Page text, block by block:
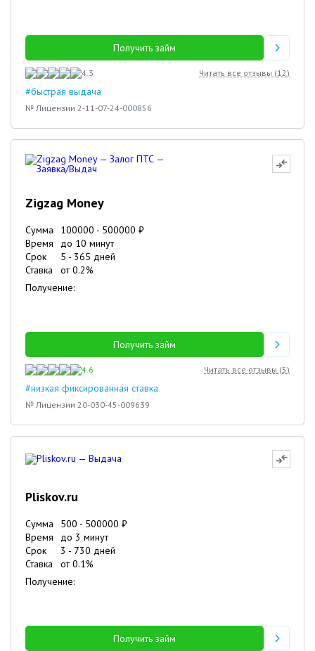
Получить займ
4.3 Читать все отзывы (12)
#быстрая выдача
№ Лицензии 2-11-07-24-000856
Zigzag Money
Сумма 100000 - 500000 ₽
Время
до 10 минут
Срок
5 - 365 дней
Ставка
от0.2%
Получение:
Получить займ
4.6 Читать все отзывы (5)
#низкая фиксированная ставка
№ Лицензии 20-030-45-009639
Pliskov.ru
Сумма 500 - 500000 ₽
Время
до 3 минут
Срок
3 - 730 дней
Ставка
от0.1%
Получение:
Получить займ